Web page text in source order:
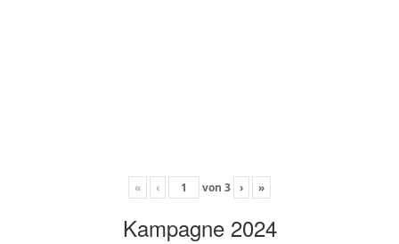
« ‹ von 3 › »
Kampagne 2024